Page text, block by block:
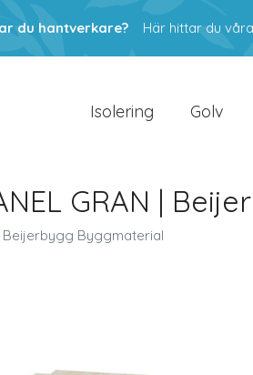
du hantverkare? Här hittar du
Isolering Golv
GRAN |
| Beijerbygg Byggmaterial